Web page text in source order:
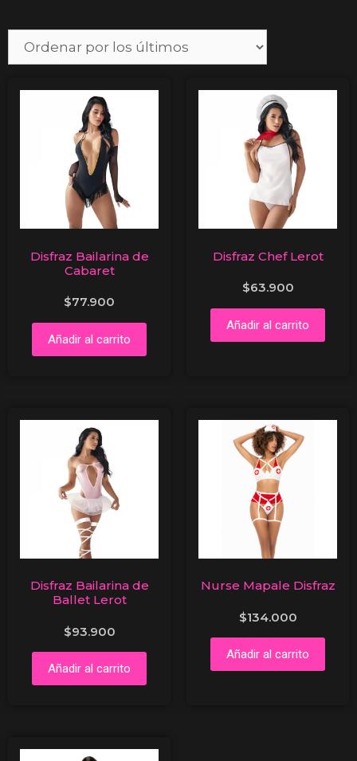
Disfraz Bailarina de
Cabaret
$77.900
Añadir al carrito
Disfraz Chef Lerot
$63.900
Añadir al carrito
Disfraz Bailarina de
Ballet Lerot
$93.900
Añadir al carrito
Nurse Mapale Disfraz
$134.000
Añadir al carrito